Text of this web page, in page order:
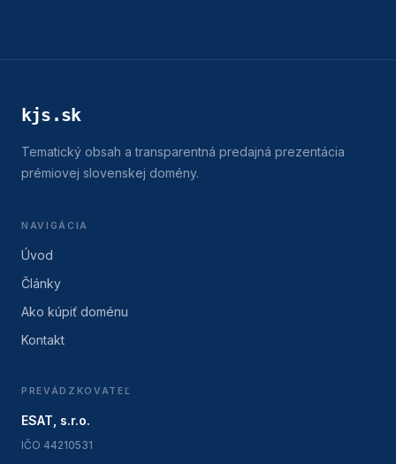
kjs.sk
Tematický obsah a transparentná predajná prezentácia
prémiovej slovenskej domény.
NAVIGÁCIA
Úvod
Články
Ako kúpiť doménu
Kontakt
PREVÁDZKOVATEĽ
ESAT, s.r.o.
IČO 44210531